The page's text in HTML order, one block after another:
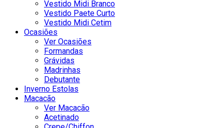
Vestido Midi Branco
Vestido Paete Curto
Vestido Midi Cetim
Ocasiões
Ver Ocasiões
Formandas
Grávidas
Madrinhas
Debutante
Inverno Estolas
Macacão
Ver Macacão
Acetinado